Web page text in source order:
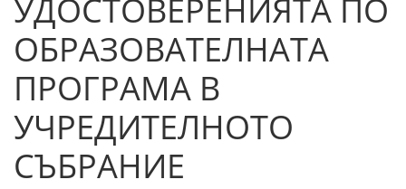
УДОСТОВЕРЕНИЯТА ПО
ОБРАЗОВАТЕЛНАТА
ПРОГРАМА В
УЧРЕДИТЕЛНОТО
СЪБРАНИЕ